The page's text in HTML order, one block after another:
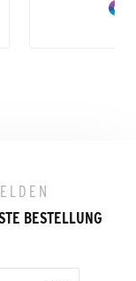
BESTELLUNG